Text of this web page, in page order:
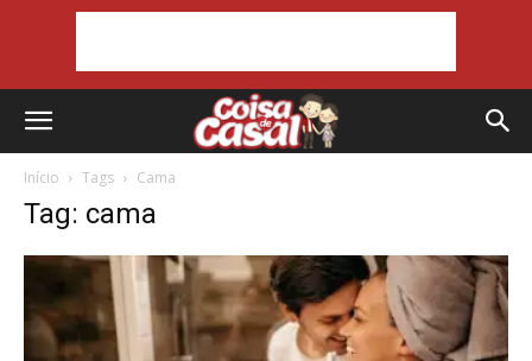
Início Tags Cama
Tag: cama